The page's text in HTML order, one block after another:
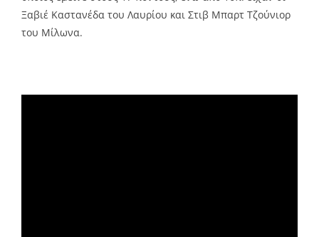
Ξαβιέ Καστανέδα του Λαυρίου και Στιβ Μπαρτ Τζούνιορ
του Μίλωνα.